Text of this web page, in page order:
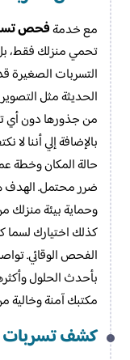
مع خدمةفحص
تحمي منزلك فقط،
التسربات الصغيرة
الحديثة مثل
من جذورها دون أي
بالإضافة إلي أننا
حالة المكان وخطة
ضرر محتمل. الهدف
وحماية بيئة منزلك
كذلك اختيارك لسما
الفحص الوقائي.
بأحدث الحلول
مكتبك آمنة
كشف تسربات